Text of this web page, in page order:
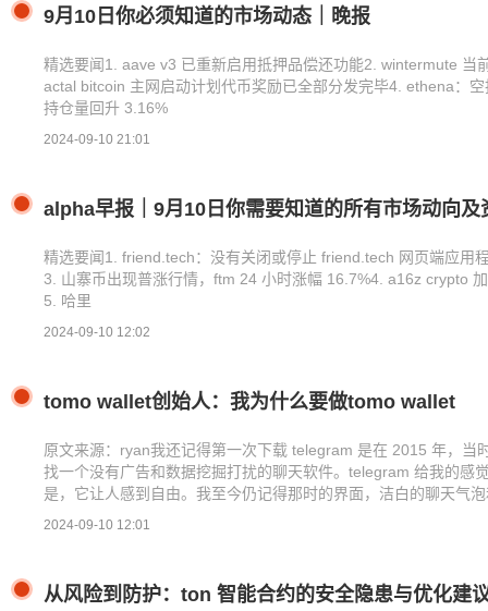
9月10日你必须知道的市场动态｜晚报
精选要闻1. aave v3 已重新启用抵押品偿还功能2. wintermute 当
actal bitcoin 主网启动计划代币奖励已全部分发完毕4. ethena：
持仓量回升 3.16%
2024-09-10 21:01
alpha早报｜9月10日你需要知道的所有市场动向及
精选要闻1. friend.tech：没有关闭或停止 friend.tech 网页端应用
3. 山寨币出现普涨行情，ftm 24 小时涨幅 16.7%4. a16z crypto
5. 哈里
2024-09-10 12:02
tomo wallet创始人：我为什么要做tomo wallet
原文来源：ryan我还记得第一次下载 telegram 是在 2015 年，当
找一个没有广告和数据挖掘打扰的聊天软件。telegram 给我的
是，它让人感到自由。我至今仍记得那时的界面，洁白的聊天气
2024-09-10 12:01
从风险到防护：ton 智能合约的安全隐患与优化建